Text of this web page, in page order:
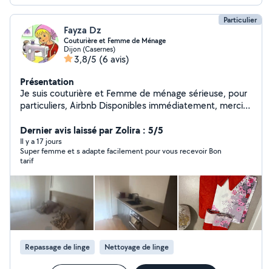
Particulier
Fayza Dz
Couturière et Femme de Ménage
Dijon (Casernes)
3,8/5 (6 avis)
Présentation
Je suis couturière et Femme de ménage sérieuse, pour
particuliers, Airbnb Disponibles immédiatement, merci
Dernier avis laissé par Zolira : 5/5
Il y a 17 jours
Super femme et s adapte facilement pour vous recevoir Bon
tarif
Repassage de linge Nettoyage de linge